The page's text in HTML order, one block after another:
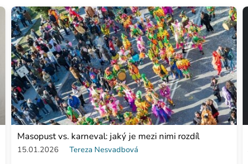
Masopust vs. karneval: jaký je mezi nimi rozdíl
15.01.2026 Tereza Nesvadbová